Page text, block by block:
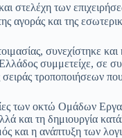
και στελέχη των
αγοράς και της
συνεχίστηκε
συμμετείχε, σε
τροποποιήσεων
των οκτώ Ομάδων
και τη δημιουργία
και η ανάπτυξη των